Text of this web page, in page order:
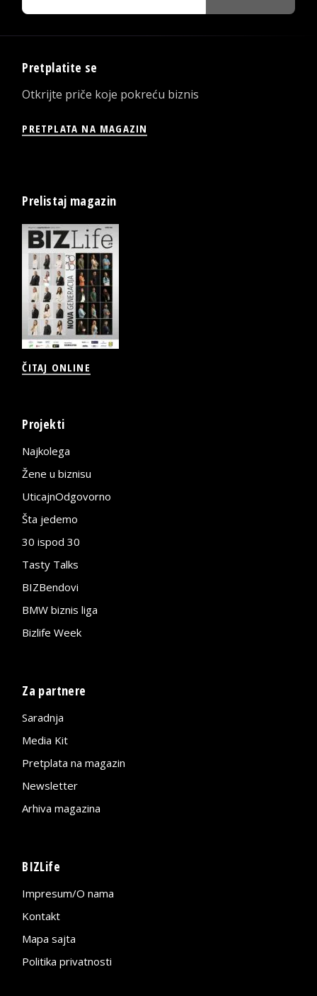
Pretplatite se
Otkrijte priče koje pokreću biznis
PRETPLATA NA MAGAZIN
Prelistaj magazin
ČITAJ ONLINE
Projekti
Najkolega
Žene u biznisu
UticajnOdgovorno
Šta jedemo
30 ispod 30
Tasty Talks
BIZBendovi
BMW biznis liga
Bizlife Week
Za partnere
Saradnja
Media Kit
Pretplata na magazin
Newsletter
Arhiva magazina
BIZLife
Impresum/O nama
Kontakt
Mapa sajta
Politika privatnosti